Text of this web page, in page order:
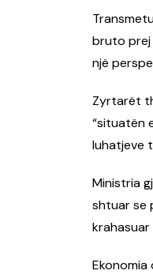
bruto prej
një
Zyrtarët
“situatën
luhatjeve
Ministria
shtuar se